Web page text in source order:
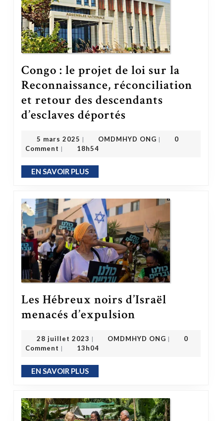
Congo : le projet de loi sur la
Reconnaissance, réconciliation
et retour des descendants
d’esclaves déportés
5 mars 2025 | OMDMHYD ONG |
0
Comment | 18h54
EN SAVOIR PLUSEN SAVOIR PLUS
Les Hébreux noirs d’Israël
menacés d’expulsion Les Hébreux noirs d’Israël menacés d’expulsion
28 juillet 2023 | OMDMHYD ONG |
0
Comment | 13h04
EN SAVOIR PLUSEN SAVOIR PLUS